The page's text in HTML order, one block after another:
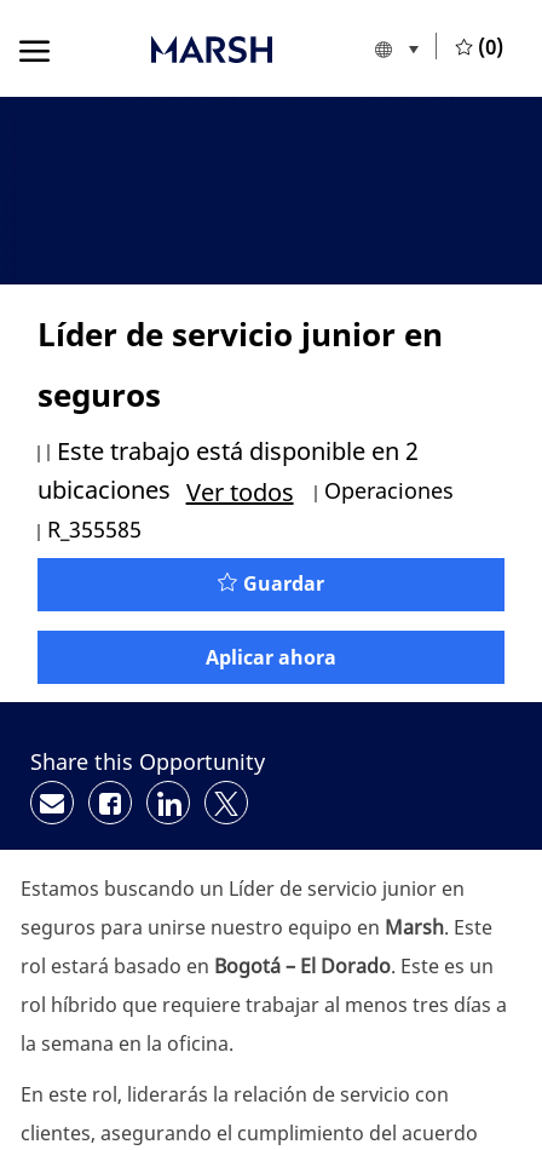
Language
Spanish (0)
Líder de servicio junior en
seguros
Este trabajo está disponible en 2
ubicaciones Ver todos Categoría
Operaciones
ID de trabajo
R_355585
Guardar
Aplicar ahora
Share this Opportunity
Compartir por correo electrónico
Compartir a través de Facebook
Compartir a través de LinkedIn
Compartir a través de
Estamos buscando un Líder de servicio junior en
seguros para unirse nuestro equipo en Marsh. Este
rol estará basado en Bogotá – El Dorado. Este es un
rol híbrido que requiere trabajar al menos tres días a
la semana en la oficina.
En este rol, liderarás la relación de servicio con
clientes, asegurando el cumplimiento del acuerdo